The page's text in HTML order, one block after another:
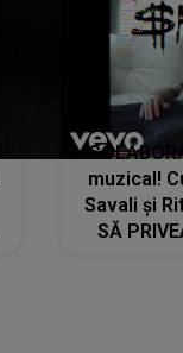
muzical!
Savali și
SĂ